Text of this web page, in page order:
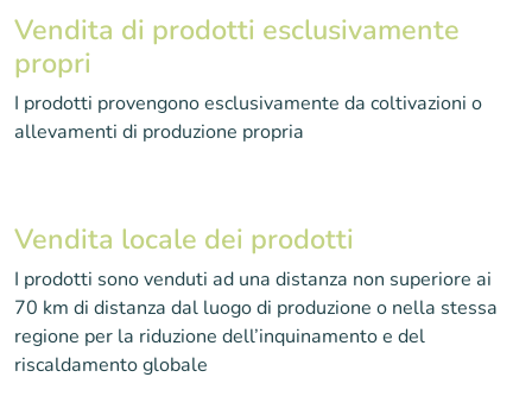
Vendita di prodotti esclusivamente
propri
I prodotti provengono esclusivamente da coltivazioni o
allevamenti di produzione propria
Vendita locale dei prodotti
I prodotti sono venduti ad una distanza non superiore ai
70 km di distanza dal luogo di produzione o nella stessa
regione per la riduzione dell’inquinamento e del
riscaldamento globale